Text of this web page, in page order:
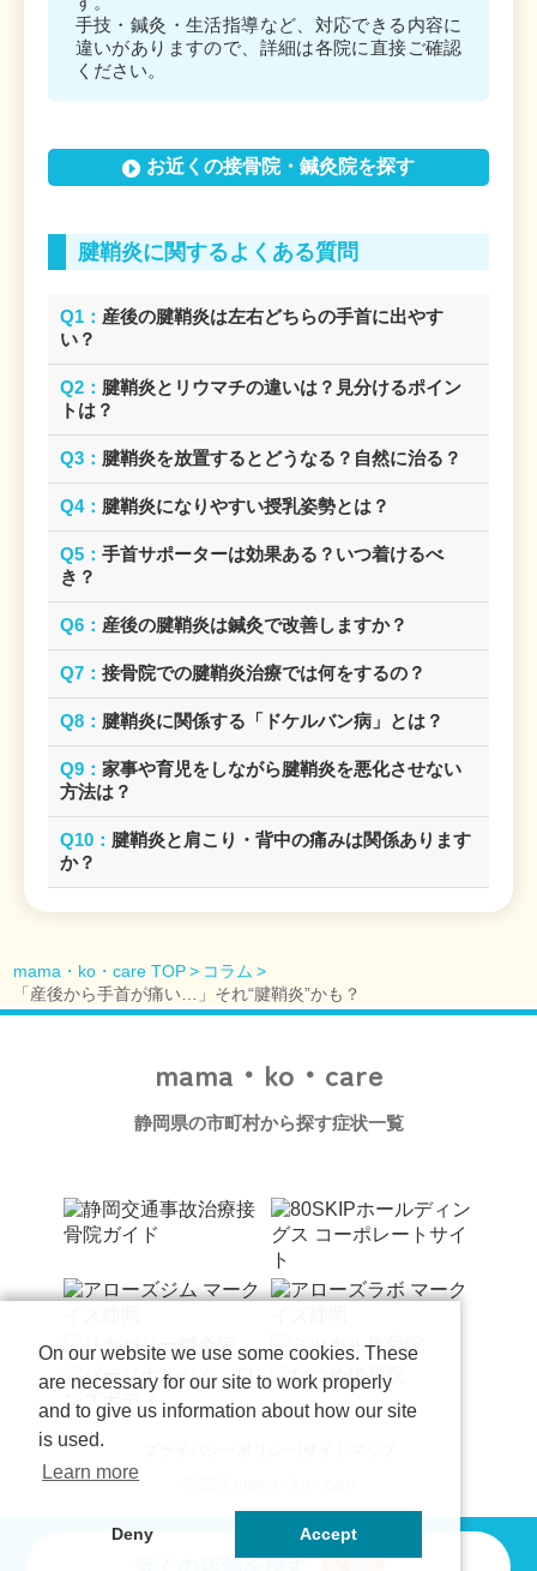
手技・鍼灸・生活指導など、対応できる内容に
違いがありますので、詳細は各院に直接ご確認
ください。
お近くの接骨院・鍼灸院を探す
腱鞘炎に関するよくある質問
Q1： 産後の腱鞘炎は左右どちらの手首に出やす
い？
Q2： 腱鞘炎とリウマチの違いは？見分けるポイン
トは？
Q3： 腱鞘炎を放置するとどうなる？自然に治る？
Q4： 腱鞘炎になりやすい授乳姿勢とは？
Q5： 手首サポーターは効果ある？いつ着けるべ
き？
Q6： 産後の腱鞘炎は鍼灸で改善しますか？
Q7： 接骨院での腱鞘炎治療では何をするの？
Q8： 腱鞘炎に関係する「ドケルバン病」とは？
Q9： 家事や育児をしながら腱鞘炎を悪化させない
方法は？
Q10： 腱鞘炎と肩こり・背中の痛みは関係あります
か？
mama・ko・care TOP
コラム
「産後から手首が痛い…」それ“腱鞘炎”かも？
mama・ko・care
静岡県の市町村から探す症状一覧
On our website we use some cookies. These
are necessary for our site to work properly
and to give us information about how our site
is used.
Learn more
Deny Accept